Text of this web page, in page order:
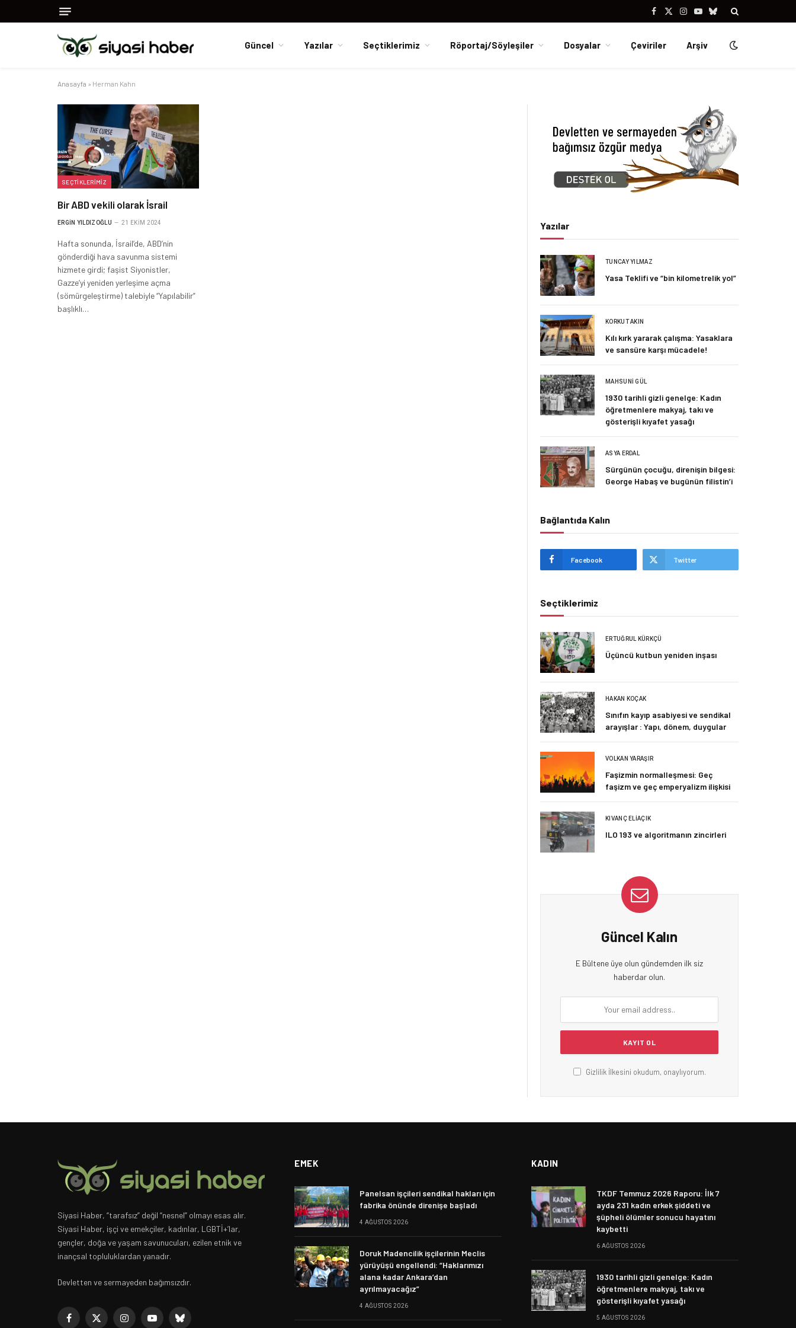
Facebook
X
Instagram
YouTubeBluesky
Güncel Yazılar Seçtiklerimiz Röportaj/Söyleşiler Dosyalar Çeviriler Arşiv
Anasayfa » Herman Kahn
SEÇTIKLERIMIZ
Bir ABD vekili olarak İsrail
ERGIN YILDIZOĞLU 21 EKIM 2024
Hafta sonunda, İsrail’de, ABD’nin
gönderdiği hava savunma sistemi
hizmete girdi; faşist Siyonistler,
Gazze’yi yeniden yerleşime açma
(sömürgeleştirme) talebiyle “Yapılabilir”
başlıklı…
Yazılar
TUNCAY YILMAZ
Yasa Teklifi ve “bin kilometrelik yol”
KORKUT AKIN
Kılı kırk yararak çalışma: Yasaklara
ve sansüre karşı mücadele!
MAHSUNI GÜL
1930 tarihli gizli genelge: Kadın
öğretmenlere makyaj, takı ve
gösterişli kıyafet yasağı
ASYA ERDAL
Sürgünün çocuğu, direnişin bilgesi:
George Habaş ve bugünün filistin’i
Bağlantıda Kalın
Facebook Twitter
Seçtiklerimiz
ERTUĞRUL KÜRKÇÜ
Üçüncü kutbun yeniden inşası
HAKAN KOÇAK
Sınıfın kayıp asabiyesi ve sendikal
arayışlar : Yapı, dönem, duygular
VOLKAN YARAŞIR
Faşizmin normalleşmesi: Geç
faşizm ve geç emperyalizm ilişkisi
KIVANÇ ELIAÇIK
ILO 193 ve algoritmanın zincirleri
Güncel Kalın
E Bültene üye olun gündemden ilk siz
haberdar olun.
Gizlilik İlkesini okudum, onaylıyorum.
Siyasi Haber, “tarafsız” değil “nesnel” olmayı esas alır.
Siyasi Haber, işçi ve emekçiler, kadınlar, LGBTİ+’lar,
gençler, doğa ve yaşam savunucuları, ezilen etnik ve
inançsal topluluklardan yanadır.
Devletten ve sermayeden bağımsızdır.
Facebook
X InstagramYouTubeBluesky
EMEK
Panelsan işçileri sendikal hakları için
fabrika önünde direnişe başladı
4 AĞUSTOS 2026
Doruk Madencilik işçilerinin Meclis
yürüyüşü engellendi: “Haklarımızı
alana kadar Ankara’dan
ayrılmayacağız”
4 AĞUSTOS 2026
KADIN
TKDF Temmuz 2026 Raporu: İlk 7
ayda 231 kadın erkek şiddeti ve
şüpheli ölümler sonucu hayatını
kaybetti
6 AĞUSTOS 2026
1930 tarihli gizli genelge: Kadın
öğretmenlere makyaj, takı ve
gösterişli kıyafet yasağı
5 AĞUSTOS 2026